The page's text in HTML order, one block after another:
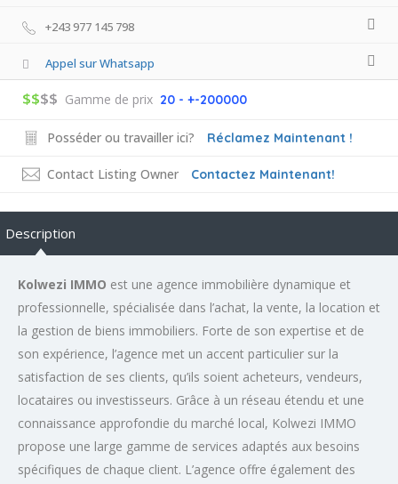
+243 977 145 798
Appel sur Whatsapp
$$$$ Gamme de prix 20 - +-200000
Posséder ou travailler ici? Réclamez Maintenant !
Contact Listing Owner Contactez Maintenant!
Description
Kolwezi IMMO est une agence immobilière dynamique et
professionnelle, spécialisée dans l’achat, la vente, la location et
la gestion de biens immobiliers. Forte de son expertise et de
son expérience, l’agence met un accent particulier sur la
satisfaction de ses clients, qu’ils soient acheteurs, vendeurs,
locataires ou investisseurs. Grâce à un réseau étendu et une
connaissance approfondie du marché local, Kolwezi IMMO
propose une large gamme de services adaptés aux besoins
spécifiques de chaque client. L’agence offre également des